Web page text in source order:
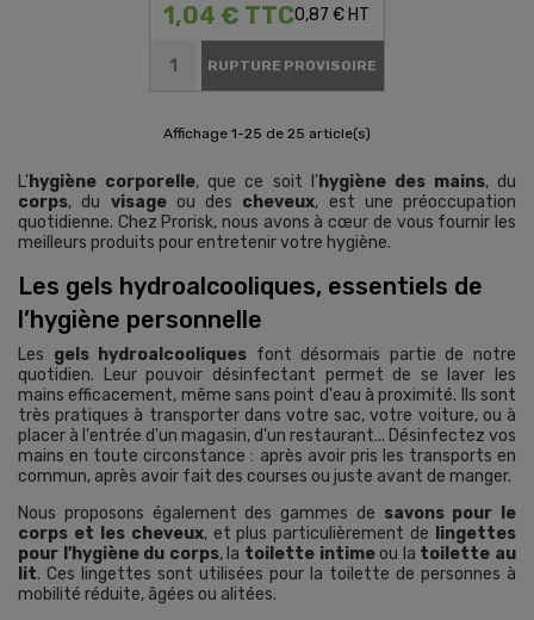
1,04 € TTC0,87 € HT
RUPTURE PROVISOIRE
Affichage 1-25 de 25 article(s)
L' hygiène corporelle, que ce soit l' hygiène des mains, du
corps, du visageou des cheveux, est une préoccupation
quotidienne. Chez Prorisk, nous avons à cœur de vous fournir les
meilleurs produits pour entretenir votre hygiène.
Les gels hydroalcooliques, essentiels de
l’hygiène personnelle
Les gels hydroalcooliques font désormais partie de notre
quotidien. Leur pouvoir désinfectant permet de se laver les
mains efficacement, même sans point d'eau à proximité. Ils sont
très pratiques à transporter dans votre sac, votre voiture, ou à
placer à l'entrée d'un magasin, d'un restaurant... Désinfectez vos
mains en toute circonstance : après avoir pris les transports en
commun, après avoir fait des courses ou juste avant de manger.
Nous proposons également des gammes de savons pour le
corps et les cheveux, et plus particulièrement de
lingettes
pour l'hygiène du corps, la toilette intimeou la toilette au
lit. Ces lingettes sont utilisées pour la toilette de personnes à
mobilité réduite, âgées ou alitées.